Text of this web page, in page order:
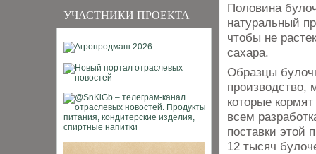
УЧАСТНИКИ ПРОЕКТА
Половина
натуральный
чтобы не
сахара.
Образцы
производство,
которые
всем
поставки этой
12 тысяч